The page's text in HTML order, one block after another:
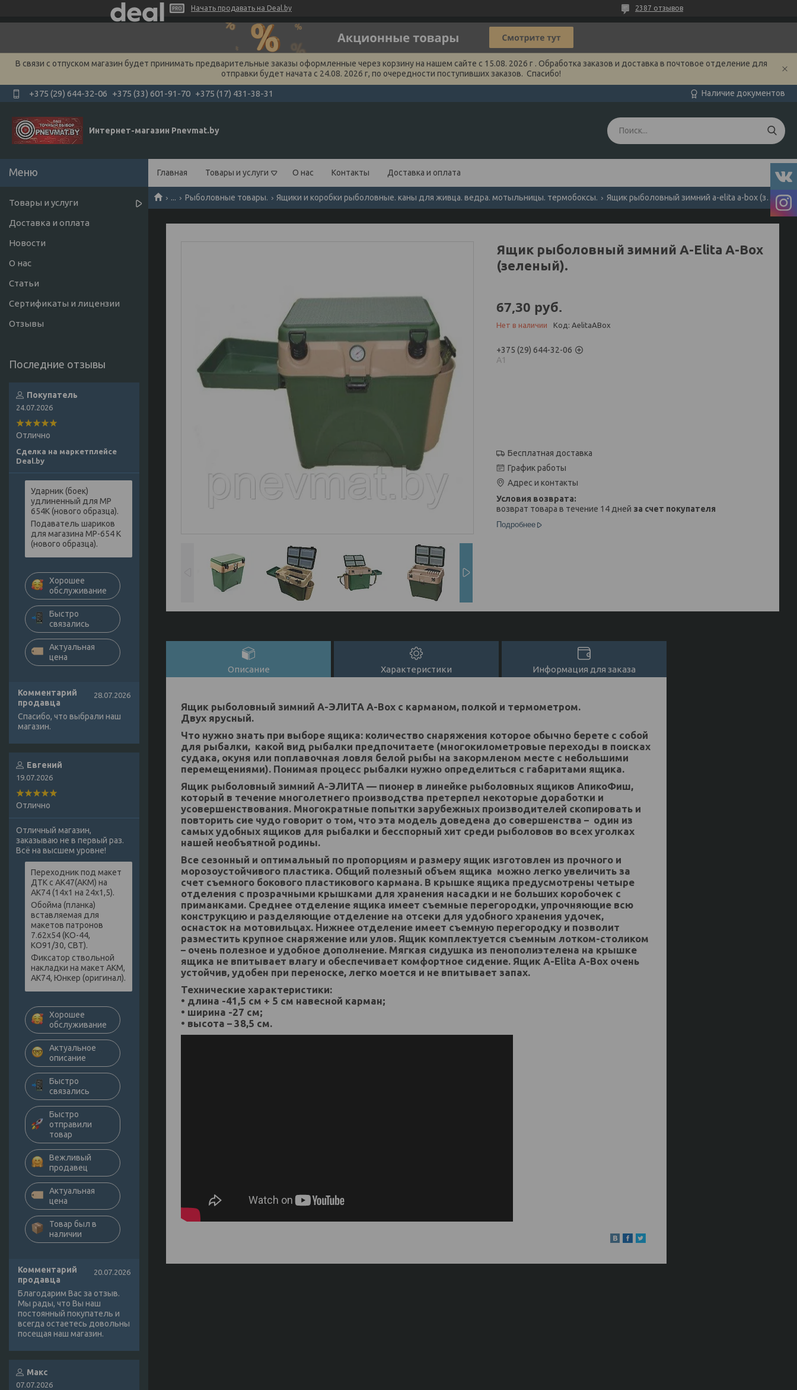
Начать продавать на Deal.by 2387 отзывов
В связи с отпуском магазин будет принимать предварительные заказы оформленные через корзину на нашем сайте с 15.08. 2026 г . Обработка заказов и доставка в почтовое отделение для
отправки будет начата с 24.08. 2026 г, по очередности поступивших заказов. Спасибо!
+375 (29) 644-32-06 +375 (33) 601-91-70 +375 (17) 431-38-31 Наличие документов
Интернет-магазин Pnevmat.by
Главная Товары и услуги О нас Контакты Доставка и оплата
... Рыболовные товары. Ящики и коробки рыболовные. каны для живца. ведра. мотыльницы. термобоксы. Ящик рыболовный зимний a-elita a-box (зеленый).
Ящик рыболовный зимний A-Elita A-Box
(зеленый).
67,30 руб.
Нет в наличии Код: AelitaABox
+375 (29) 644-32-06
А1
Бесплатная доставка
График работы
Адрес и контакты
возврат товара в течение 14 дней за счет покупателя
Подробнее
Описание Характеристики Информация для заказа
Ящик рыболовный зимний А-ЭЛИТА А-Box с карманом, полкой и термометром.
Двух ярусный.
Что нужно знать при выборе ящика: количество снаряжения которое обычно берете с собой
для рыбалки, какой вид рыбалки предпочитаете (многокилометровые переходы в поисках
судака, окуня или поплавочная ловля белой рыбы на закормленом месте с небольшими
перемещениями). Понимая процесс рыбалки нужно определиться с габаритами ящика.
Ящик рыболовный зимний А-ЭЛИТА — пионер в линейке рыболовных ящиков АпикоФиш,
который в течение многолетнего производства претерпел некоторые доработки и
усовершенствования. Многократные попытки зарубежных производителей скопировать и
повторить сие чудо говорит о том, что эта модель доведена до совершенства – один из
самых удобных ящиков для рыбалки и бесспорный хит среди рыболовов во всех уголках
нашей необъятной родины.
Все сезонный и оптимальный по пропорциям и размеру ящик изготовлен из прочного и
морозоустойчивого пластика. Общий полезный объем ящика можно легко увеличить за
счет съемного бокового пластикового кармана. В крышке ящика предусмотрены четыре
отделения с прозрачными крышками для хранения насадки и не больших коробочек с
приманками. Среднее отделение ящика имеет съемные перегородки, упрочняющие всю
конструкцию и разделяющие отделение на отсеки для удобного хранения удочек,
оснасток на мотовильцах. Нижнее отделение имеет съемную перегородку и позволит
разместить крупное снаряжение или улов. Ящик комплектуется съемным лотком-столиком
– очень полезное и удобное дополнение. Мягкая сидушка из пенополиэтелена на крышке
ящика не впитывает влагу и обеспечивает комфортное сидение. Ящик А-Elita А-Box очень
устойчив, удобен при переноске, легко моется и не впитывает запах.
Технические характеристики:
• длина -41,5 см + 5 см навесной карман;
• ширина -27 см;
• высота – 38,5 см.
Товары и услуги
Доставка и оплата
Новости
О нас
Статьи
Сертификаты и лицензии
Отзывы
Покупатель
24.07.2026
Отлично
Сделка на маркетплейсе
Deal.by
Ударник (боек)
удлиненный для МР
654К (нового образца).
Подаватель шариков
для магазина МР-654 К
(нового образца).
Хорошее
обслуживание
Быстро
связались
Актуальная
цена
Комментарий
продавца
28.07.2026
Спасибо, что выбрали наш
магазин.
Евгений
19.07.2026
Отлично
Отличный магазин,
заказываю не в первый раз.
Всё на высшем уровне!
Переходник под макет
ДТК с АК47(АКМ) на
АК74 (14х1 на 24х1,5).
Обойма (планка)
вставляемая для
макетов патронов
7.62х54 (КО-44,
КО91/30, СВТ).
Фиксатор ствольной
накладки на макет АКМ,
АК74, Юнкер (оригинал).
Хорошее
обслуживание
Актуальное
описание
Быстро
связались
Быстро
отправили
товар
Вежливый
продавец
Актуальная
цена
Товар был в
наличии
Комментарий
продавца
20.07.2026
Благодарим Вас за отзыв.
Мы рады, что Вы наш
постоянный покупатель и
всегда остаетесь довольны
посещая наш магазин.
Макс
07.07.2026